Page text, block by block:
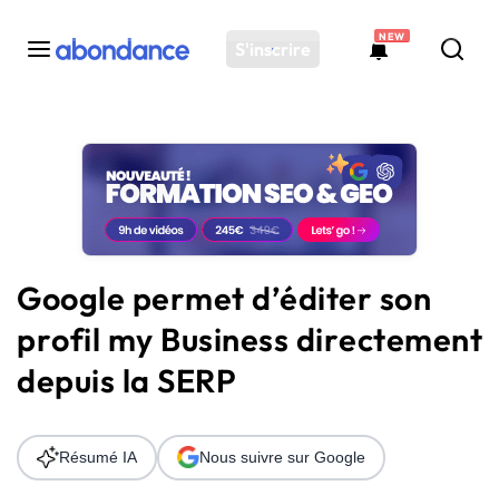
S'inscrire
NEW
Toutes les actus
Actus SEO
Plateforme
Solutions
Ressources
Audit SEO
Google permet d’éditer son
profil my Business directement
depuis la SERP
Résumé IA Nous suivre sur Google